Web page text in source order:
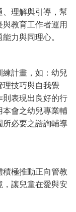
理解與引導 ， 幫
教育工作者運用
能力與同理心。
練計畫 ， 如 ： 幼兒
理技巧與自我覺
則表現出良好的行
本會之幼兒專業輔
所必要之諮詢輔導
極推動正向管教
， 讓兒童在愛與安